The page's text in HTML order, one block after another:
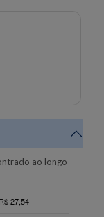
ao longo